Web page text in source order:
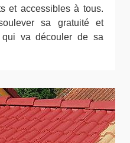
et accessibles à tous.
sa gratuité et
qui va découler de sa